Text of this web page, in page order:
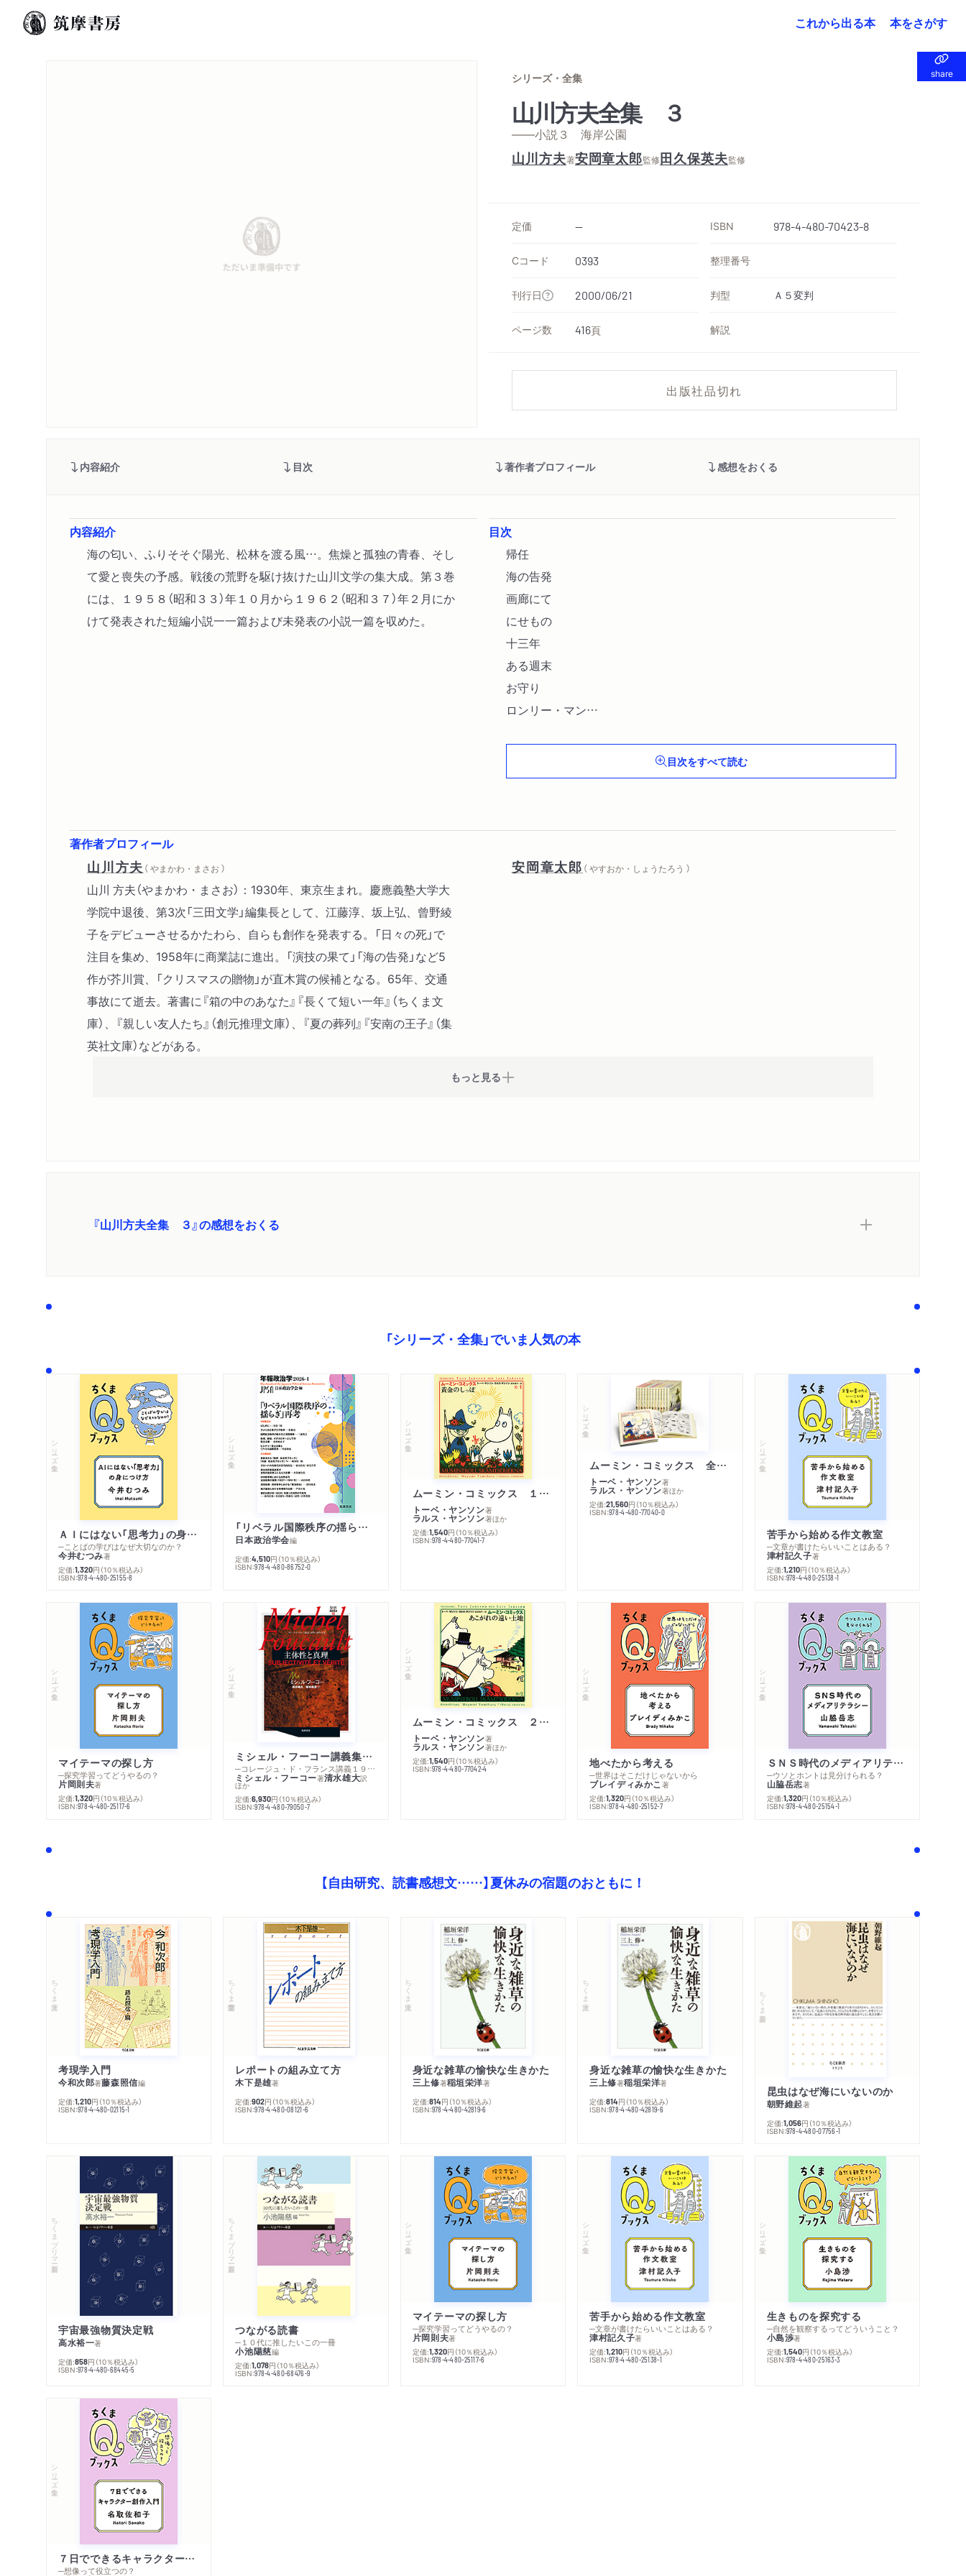
これから出る本 本をさがす
share
share
シリーズ・全集
山川方夫全集 ３
——小説３ 海岸公園
山川方夫著安岡章太郎監修田久保英夫監修
定価 -- ISBN 978-4-480-70423-8
Cコード 0393 整理番号
刊行日 2000/06/21 判型 Ａ５変判
ページ数 416頁 解説
出版社品切れ
内容紹介 目次 著作者プロフィール 感想をおくる
内容紹介
海の匂い、ふりそそぐ陽光、松林を渡る風…。焦燥と孤独の青春、そし
て愛と喪失の予感。戦後の荒野を駆け抜けた山川文学の集大成。第３巻
には、１９５８（昭和３３）年１０月から１９６２（昭和３７）年２月にか
けて発表された短編小説一一篇および未発表の小説一篇を収めた。
目次
帰任
海の告発
画廊にて
にせもの
十三年
ある週末
お守り
ロンリー・マン
海岸公園
目次をすべて読む
著作者プロフィール
山川方夫 （ やまかわ・まさお ）
山川 方夫（やまかわ・まさお）：1930年、東京生まれ。慶應義塾大学大
学院中退後、第3次「三田文学」編集長として、江藤淳、坂上弘、曾野綾
子をデビューさせるかたわら、自らも創作を発表する。「日々の死」で
注目を集め、1958年に商業誌に進出。「演技の果て」「海の告発」など5
作が芥川賞、「クリスマスの贈物」が直木賞の候補となる。65年、交通
事故にて逝去。著書に『箱の中のあなた』『長くて短い一年』（ちくま文
庫）、『親しい友人たち』（創元推理文庫）、『夏の葬列』『安南の王子』（集
英社文庫）などがある。
安岡章太郎 （ やすおか・しょうたろう ）
もっと見る
『山川方夫全集 ３』の感想をおくる
「シリーズ・全集」でいま人気の本
シリーズ・全集
ＡＩにはない「思考力」の身につけ方
─ことばの学びはなぜ大切なのか？
今井むつみ著
定価:1,320円 （10％税込み）
ISBN:978-4-480-25155-8
シリーズ・全集
「リベラル国際秩序の揺らぎ」再考 年報政治学２０２６‐Ⅰ
日本政治学会編
定価:4,510円 （10％税込み）
ISBN:978-4-480-86752-0
シリーズ・全集
ムーミン・コミックス １ 黄金のしっぽ
トーベ・ヤンソン著
ラルス・ヤンソン著ほか
定価:1,540円 （10％税込み）
ISBN:978-4-480-77041-7
シリーズ・全集
ムーミン・コミックス 全１４巻セット
トーベ・ヤンソン著
ラルス・ヤンソン著ほか
定価:21,560円 （10％税込み）
ISBN:978-4-480-77040-0
シリーズ・全集
苦手から始める作文教室
─文章が書けたらいいことはある？
津村記久子著
定価:1,210円 （10％税込み）
ISBN:978-4-480-25138-1
シリーズ・全集
マイテーマの探し方
─探究学習ってどうやるの？
片岡則夫著
定価:1,320円 （10％税込み）
ISBN:978-4-480-25117-6
シリーズ・全集
ミシェル・フーコー講義集成１０ 主体性と真理
─コレージュ・ド・フランス講義１９８０－１９８１年度
ミシェル・フーコー著清水雄大訳
ほか
定価:6,930円 （10％税込み）
ISBN:978-4-480-79050-7
シリーズ・全集
ムーミン・コミックス ２ あこがれの遠い土地
トーベ・ヤンソン著
ラルス・ヤンソン著ほか
定価:1,540円 （10％税込み）
ISBN:978-4-480-77042-4
シリーズ・全集
地べたから考える
─世界はそこだけじゃないから
ブレイディみかこ著
定価:1,320円 （10％税込み）
ISBN:978-4-480-25152-7
シリーズ・全集
ＳＮＳ時代のメディアリテラシー
─ウソとホントは見分けられる？
山脇岳志著
定価:1,320円 （10％税込み）
ISBN:978-4-480-25154-1
【自由研究、読書感想文……】夏休みの宿題のおともに！
ちくま文庫
考現学入門
今和次郎著藤森照信編
定価:1,210円 （10％税込み）
ISBN:978-4-480-02115-1
ちくま学芸文庫
レポートの組み立て方
木下是雄著
定価:902円 （10％税込み）
ISBN:978-4-480-08121-6
ちくま文庫
身近な雑草の愉快な生きかた
三上修著稲垣栄洋著
定価:814円 （10％税込み）
ISBN:978-4-480-42819-6
ちくま文庫
身近な雑草の愉快な生きかた
三上修著稲垣栄洋著
定価:814円 （10％税込み）
ISBN:978-4-480-42819-6
ちくま新書
昆虫はなぜ海にいないのか
朝野維起著
定価:1,056円 （10％税込み）
ISBN:978-4-480-07756-1
ちくまプリマー新書
宇宙最強物質決定戦
高水裕一著
定価:858円 （10％税込み）
ISBN:978-4-480-68445-5
ちくまプリマー新書
つながる読書
─１０代に推したいこの一冊
小池陽慈編
定価:1,078円 （10％税込み）
ISBN:978-4-480-68476-9
シリーズ・全集
マイテーマの探し方
─探究学習ってどうやるの？
片岡則夫著
定価:1,320円 （10％税込み）
ISBN:978-4-480-25117-6
シリーズ・全集
苦手から始める作文教室
─文章が書けたらいいことはある？
津村記久子著
定価:1,210円 （10％税込み）
ISBN:978-4-480-25138-1
シリーズ・全集
生きものを探究する
─自然を観察するってどういうこと？
小島渉著
定価:1,540円 （10％税込み）
ISBN:978-4-480-25163-3
シリーズ・全集
７日でできるキャラクター創作入門
─想像って役立つの？